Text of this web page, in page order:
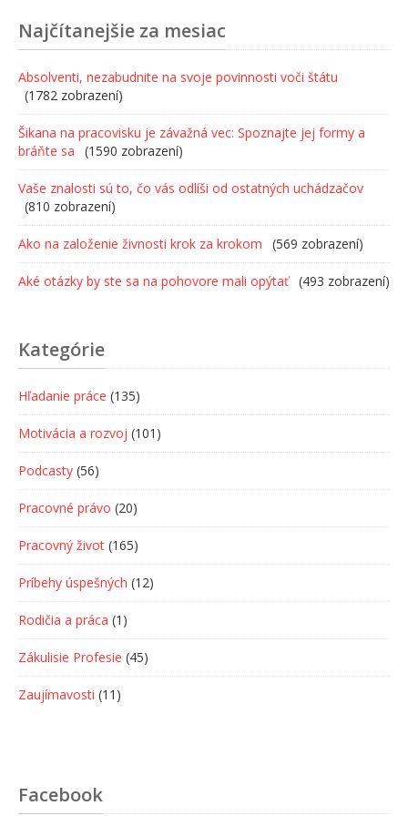
Najčítanejšie za mesiac
Absolventi, nezabudnite na svoje povinnosti voči štátu
(1782 zobrazení)
Šikana na pracovisku je závažná vec: Spoznajte jej formy a
bráňte sa
(1590 zobrazení)
Vaše znalosti sú to, čo vás odlíši od ostatných uchádzačov
(810 zobrazení)
Ako na založenie živnosti krok za krokom (569 zobrazení)
Aké otázky by ste sa na pohovore mali opýtať (493 zobrazení)
Kategórie
Hľadanie práce (135)
Motivácia a rozvoj (101)
Podcasty (56)
Pracovné právo (20)
Pracovný život (165)
Príbehy úspešných (12)
Rodičia a práca (1)
Zákulisie Profesie (45)
Zaujímavosti (11)
Facebook